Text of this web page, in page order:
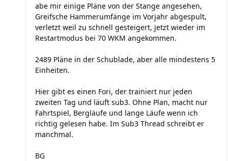
abe mir einige Pläne von der Stange angesehen,
Greifsche Hammerumfänge im Vorjahr abgespult,
verletzt weil zu schnell gesteigert, jetzt wieder im
Restartmodus bei 70 WKM angekommen.
2489 Pläne in der Schublade, aber alle mindestens 5
Einheiten.
Hier gibt es einen Fori, der trainiert nur jeden
zweiten Tag und läuft sub3. Ohne Plan, macht nur
Fahrtspiel, Bergläufe und lange Läufe wenn ich
richtig gelesen habe. Im Sub3 Thread schreibt er
manchmal.
BG